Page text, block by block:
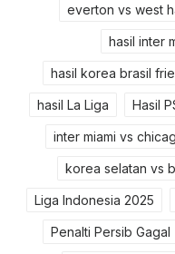
everton vs west
hasil inter
hasil korea brasil
hasil La Liga Hasil
inter miami vs
korea selatan vs
Liga Indonesia 2025
Penalti Persib Gagal